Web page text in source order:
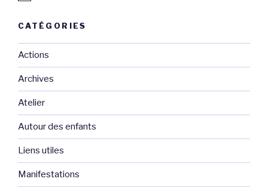
CATÉGORIES
Actions
Archives
Atelier
Autour des enfants
Liens utiles
Manifestations